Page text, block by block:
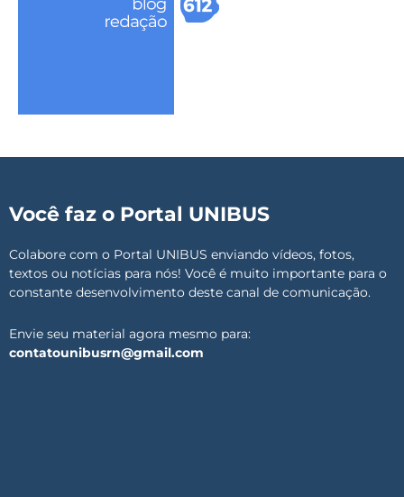
Você faz o Portal UNIBUS
Colabore com o Portal UNIBUS enviando vídeos, fotos,
textos ou notícias para nós! Você é muito importante para o
constante desenvolvimento deste canal de comunicação.
Envie seu material agora mesmo para:
contatounibusrn@gmail.com